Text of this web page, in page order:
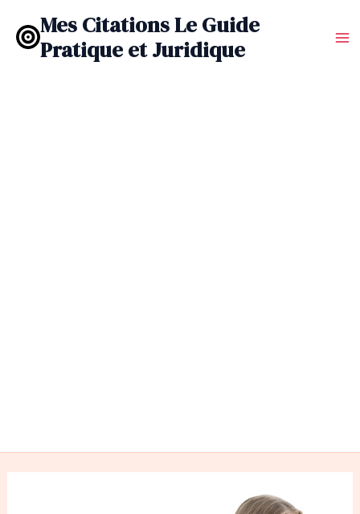
contenu
Mes Citations Le Guide
Pratique et Juridique